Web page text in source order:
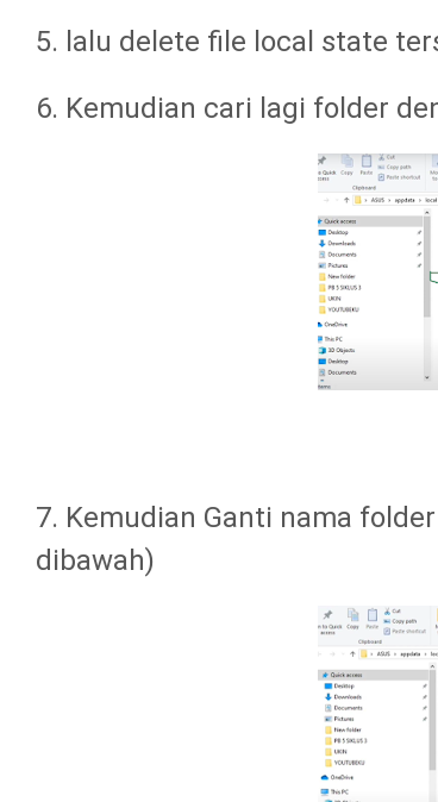
5. lalu delete file local state
6. Kemudian cari lagi folder
7. Kemudian Ganti nama folder
dibawah)